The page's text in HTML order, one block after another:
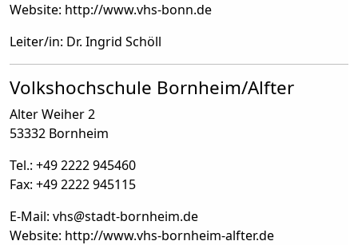
Website: http://www.vhs-bonn.de
Leiter/in: Dr. Ingrid Schöll
Volkshochschule Bornheim/Alfter
Alter Weiher 2
53332 Bornheim
Tel.: +49 2222 945460
Fax: +49 2222 945115
E-Mail: vhs@stadt-bornheim.de
Website: http://www.vhs-bornheim-alfter.de